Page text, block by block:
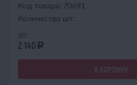
Код товара: 70691
Количество шт:
опт
2 140 a
В КОРЗИНУ